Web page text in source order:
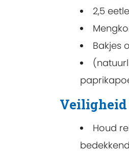
2,5
Bakjes
Veiligheid
Houd